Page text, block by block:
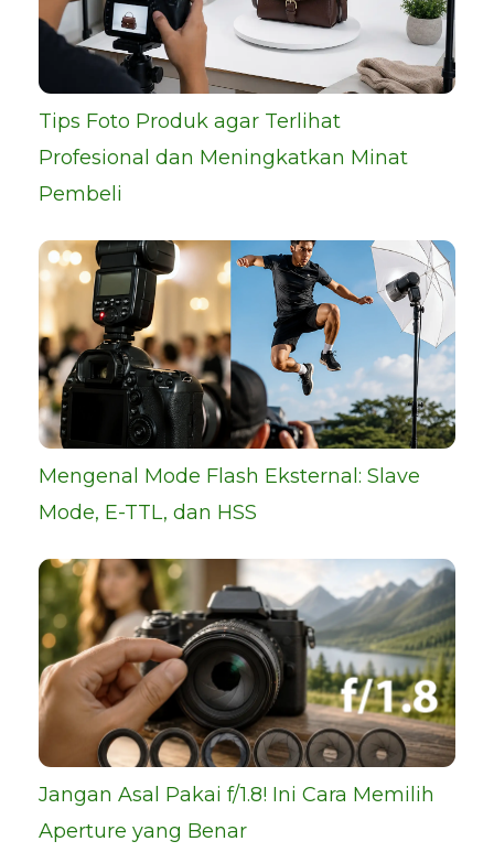
Tips Foto Produk agar Terlihat
Profesional dan Meningkatkan Minat
Pembeli
Mengenal Mode Flash Eksternal: Slave
Mode, E-TTL, dan HSS
Jangan Asal Pakai f/1.8! Ini Cara Memilih
Aperture yang Benar